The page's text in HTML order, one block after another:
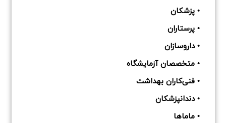
• پزشکان
• پرستاران
• داروسازان
• متخصصان آزمایشگاه
• فنی‌کاران بهداشت
• دندانپزشکان
• ماماها